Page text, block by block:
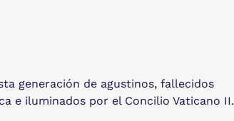
generación de agustinos, fallecidos
e iluminados por el Concilio Vaticano II.